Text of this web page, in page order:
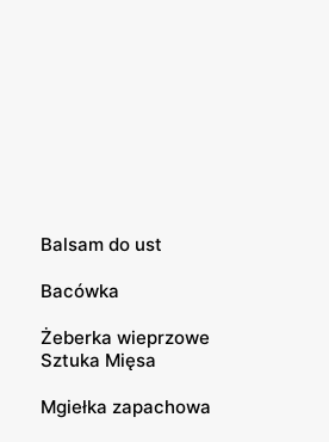
Balsam do ust
Bacówka
Żeberka wieprzowe
Sztuka Mięsa
Mgiełka zapachowa